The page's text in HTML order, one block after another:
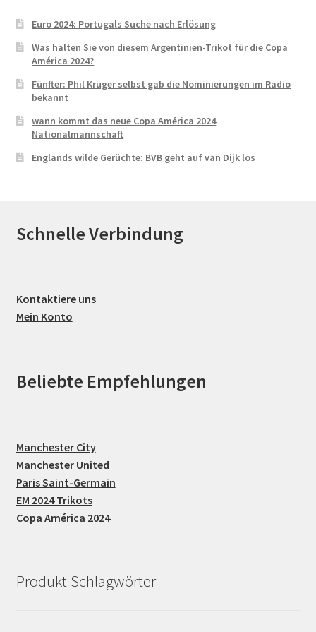
Euro 2024: Portugals Suche nach Erlösung
Was halten Sie von diesem Argentinien-Trikot für die Copa
América 2024?
Fünfter: Phil Krüger selbst gab die Nominierungen im Radio
bekannt
wann kommt das neue Copa América 2024
Nationalmannschaft
Englands wilde Gerüchte: BVB geht auf van Dijk los
Schnelle Verbindung
Kontaktiere uns
Mein Konto
Beliebte Empfehlungen
Manchester City
Manchester United
Paris Saint-Germain
EM 2024 Trikots
Copa América 2024
Produkt Schlagwörter